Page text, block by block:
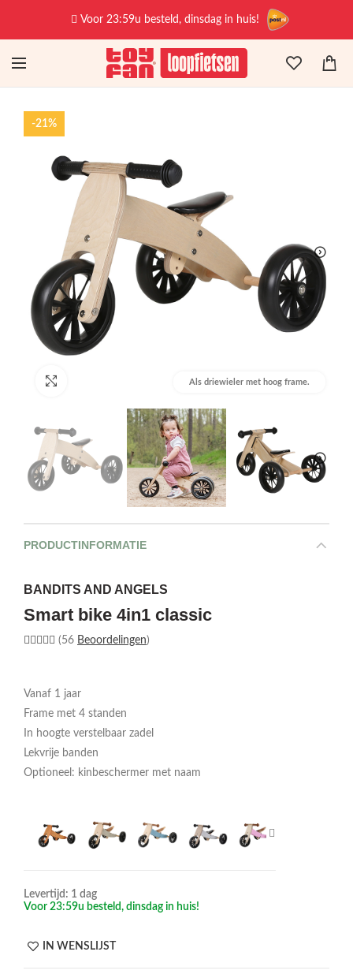
Voor 23:59u besteld, dinsdag in huis!
-21%
Als driewieler met hoog frame.
PRODUCTINFORMATIE
BANDITS AND ANGELS
Smart bike 4in1 classic
(56 Beoordelingen)
Vanaf 1 jaar
Frame met 4 standen
In hoogte verstelbaar zadel
Lekvrije banden
Optioneel: kinbeschermer met naam
Levertijd: 1 dag
Voor 23:59u besteld, dinsdag in huis!
IN WENSLIJST